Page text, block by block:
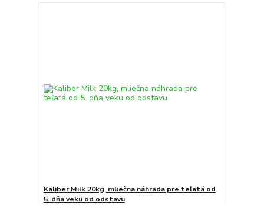
Kaliber Milk 20kg, mliečna náhrada pre teľatá od
5. dňa veku od odstavu